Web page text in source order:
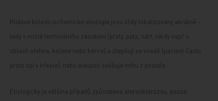
Klidové bolesti ischemické etiologie jsou vždy lokalizovány akrálně –
tedy v místě terminálního zásobení (prsty, pata, nárt, nikdy např. v
oblasti stehna, kolene nebo bérce) a zlepšují se vsedě (pacient často
proto spí v křesle), nebo alespoň svěšuje nohu z postele.
Etiologicky je většina případů způsobena aterosklerózou, pouze